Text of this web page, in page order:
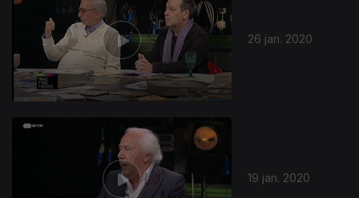
26 jan. 2020
19 jan. 2020